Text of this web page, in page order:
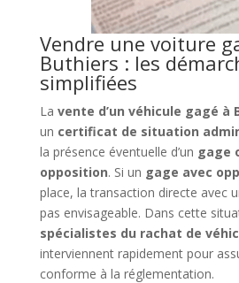
Vendre une voiture
Buthiers : les
simplifiées
La vente d’un véhicule gagé à
un certificat de situation
la présence éventuelle d’un gage
opposition. Si un gage avec
place, la transaction directe avec
pas envisageable. Dans cette
spécialistes du rachat de
interviennent rapidement pour
conforme à la réglementation.